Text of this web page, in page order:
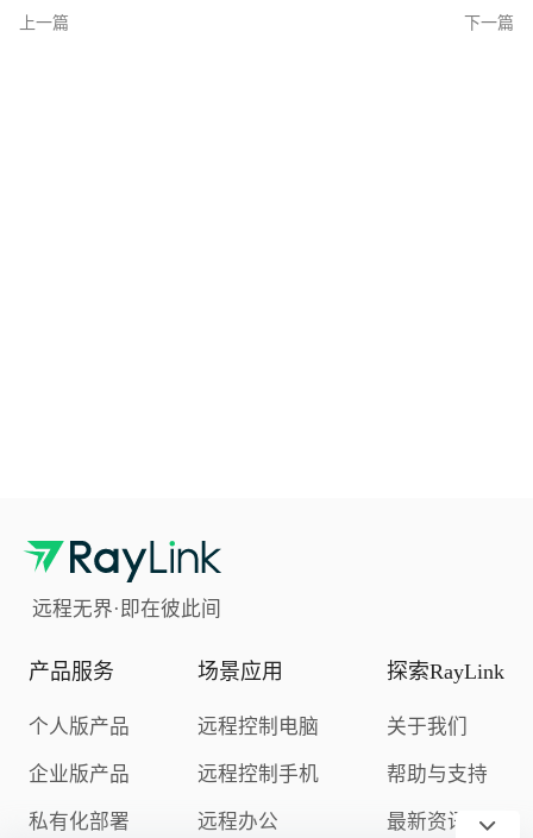
上一篇 下一篇
远程无界·即在彼此间
产品服务
个人版产品
企业版产品
私有化部署
场景应用
远程控制电脑
远程控制手机
远程办公
探索RayLink
关于我们
帮助与支持
最新资讯